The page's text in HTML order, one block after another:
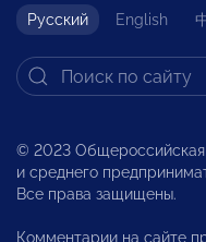
Русский English
© 2023 Общероссийская
и среднего
Все права защищены.
Комментарии на сайте